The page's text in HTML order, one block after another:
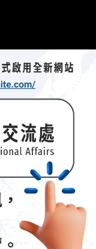
海攬班】The following